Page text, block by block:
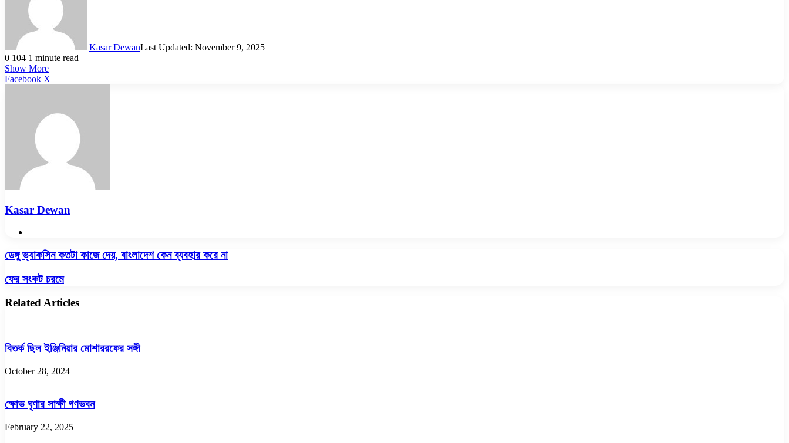
Kasar DewanLast Updated: November 9, 2025
0 104 1 minute read
Show More
Facebook X
Kasar Dewan
ডেঙ্গু
ভ্যাকসিন
কতটা
কাজে
বাংলাদেশ
না
ডেঙ্গু ভ্যাকসিন কতটা কাজে দেয়, বাংলাদেশ কেন ব্যবহার করে না
ফের
চরমে
ফের সংকট চরমে
Related Articles
বিতর্ক ছিল ইঞ্জিনিয়ার মোশাররফের সঙ্গী
October 28, 2024
ক্ষোভ ঘৃণার সাক্ষী গণভবন
February 22, 2025